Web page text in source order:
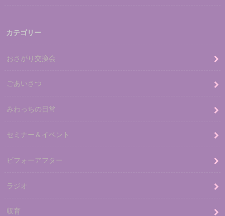
カテゴリー
おさがり交換会
ごあいさつ
みわっちの日常
セミナー＆イベント
ビフォーアフター
ラジオ
収育